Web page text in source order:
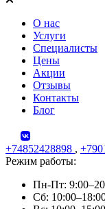
О нас
Услуги
Специалисты
Цены
Акции
Отзывы
Контакты
Блог
+74852428898 ,
Режим работы:
Пн-Пт:
Сб: